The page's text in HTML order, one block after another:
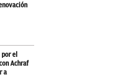
por el
Achraf
a